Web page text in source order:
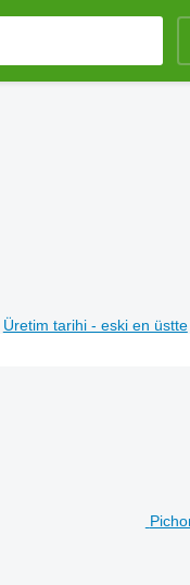
Üretim tarihi - eski en üstte